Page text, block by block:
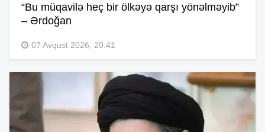
“Bu müqavilə heç bir ölkəyə qarşı yönəlməyib”
– Ərdoğan
07 Avqust 2026, 20:41